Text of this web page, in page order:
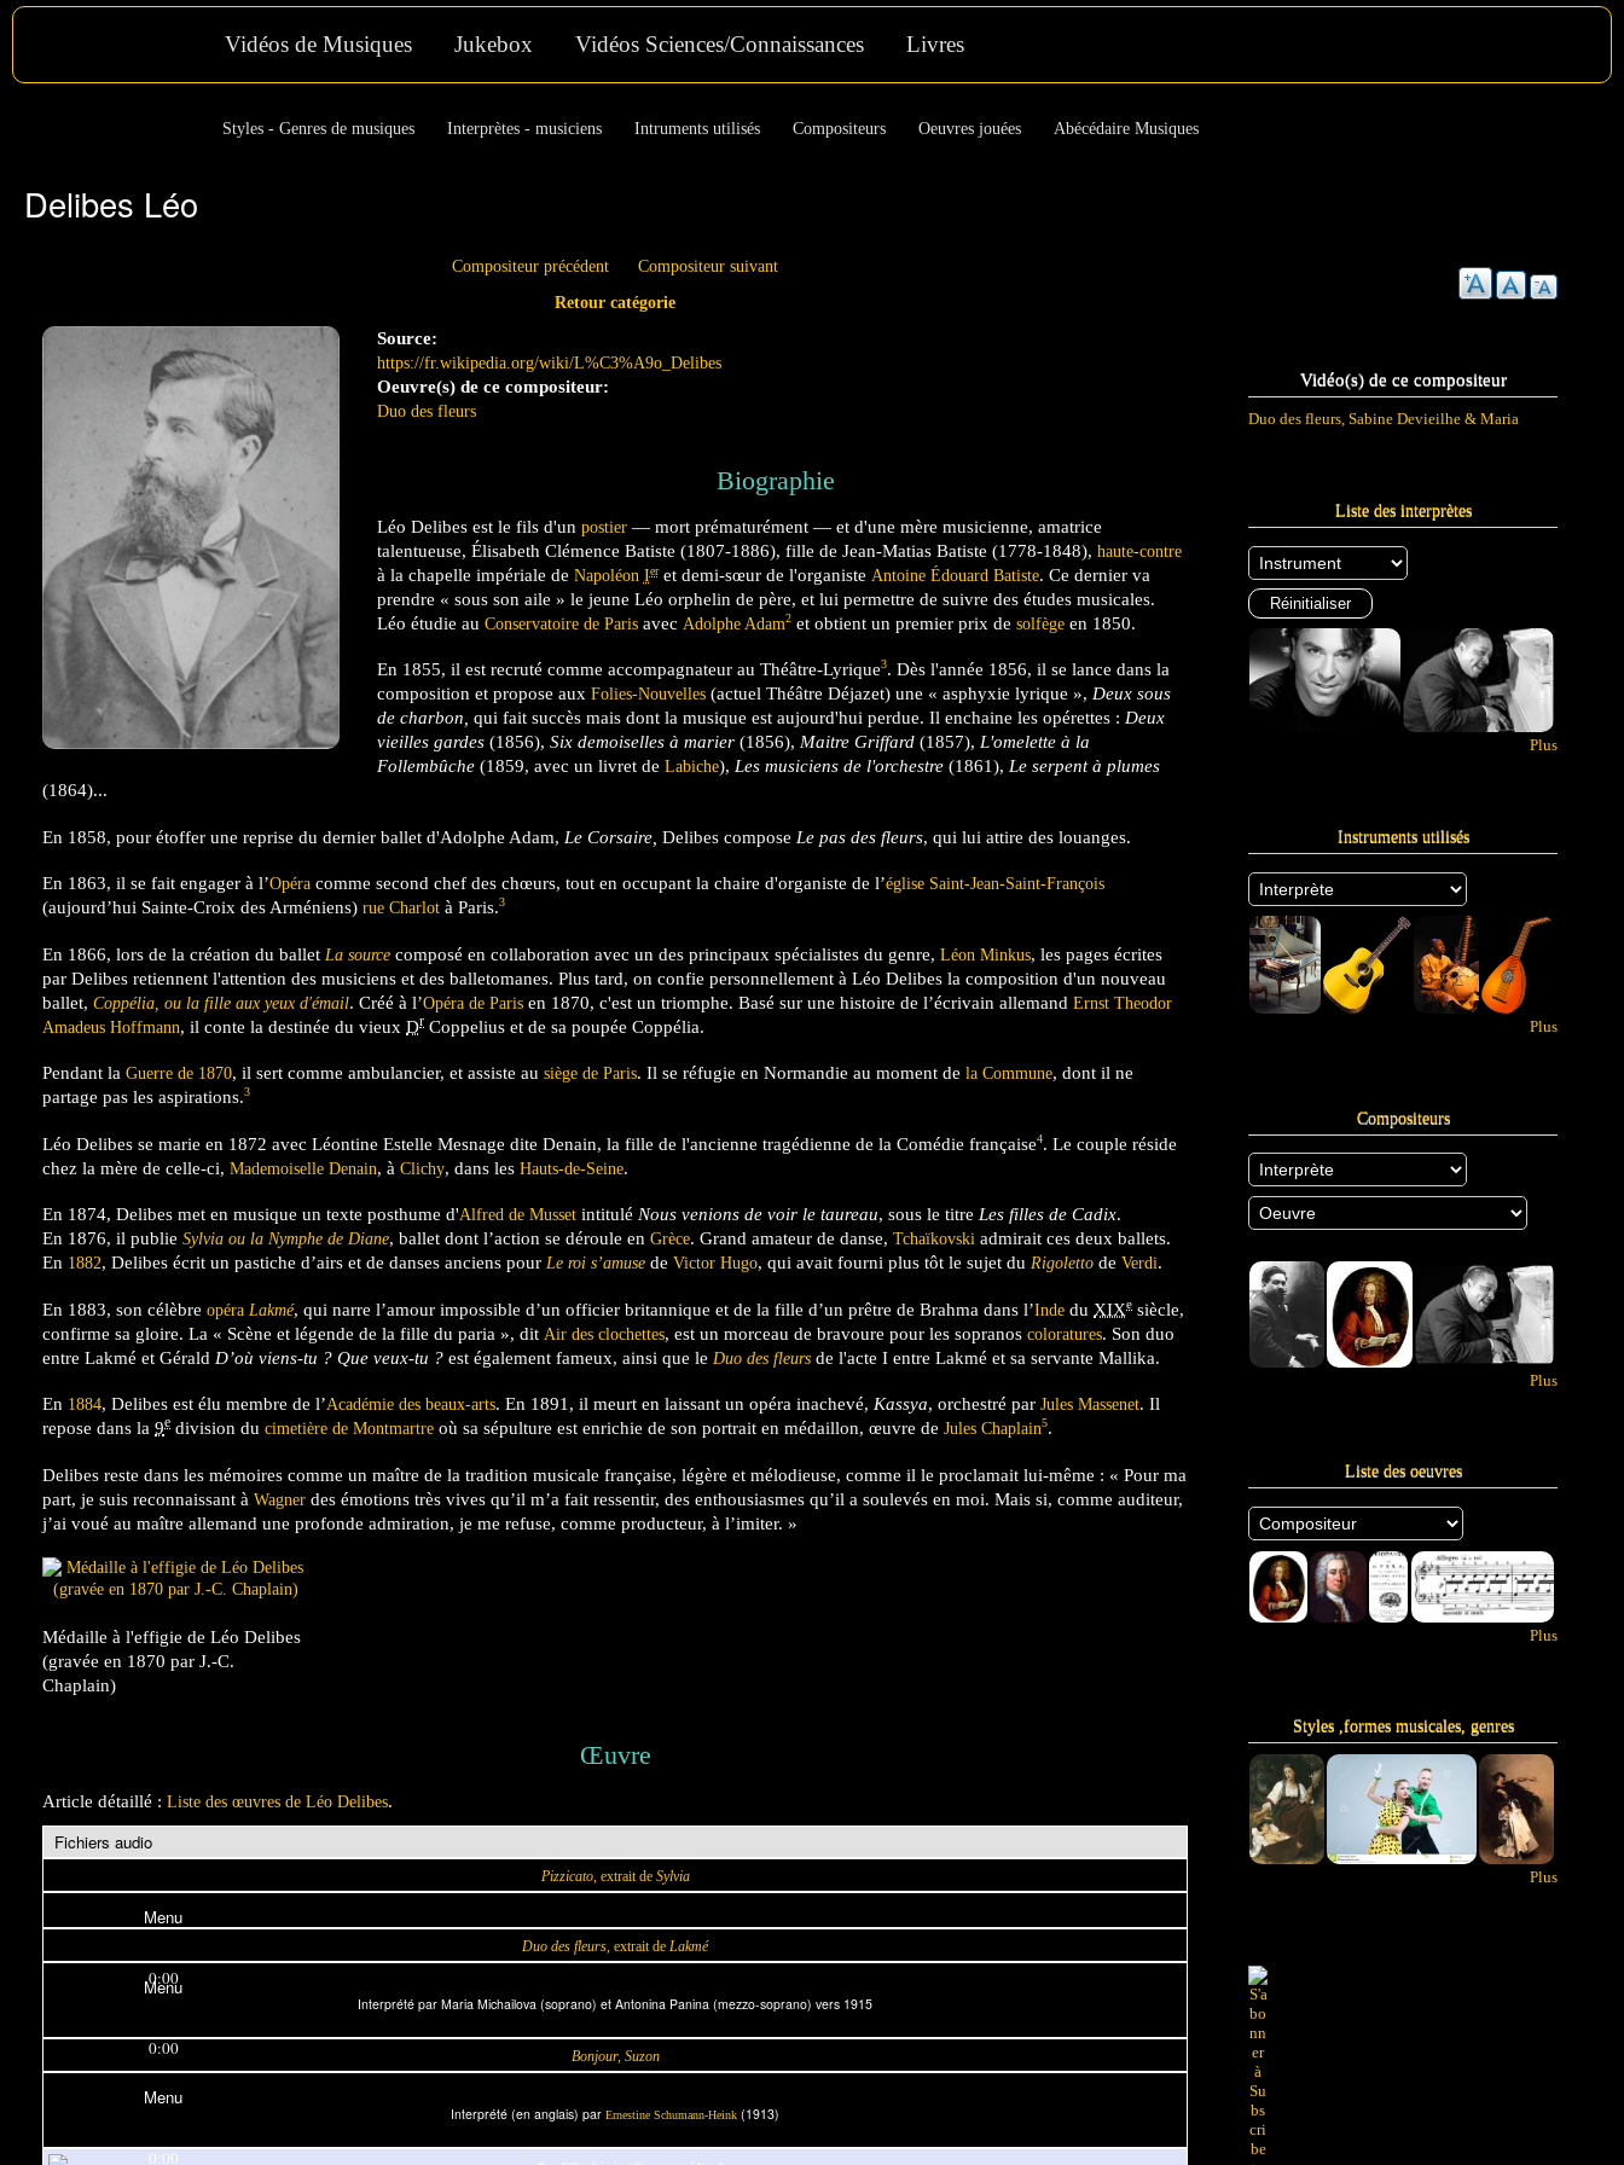
Vidéos de Musiques Jukebox Vidéos Sciences/Connaissances Livres
Styles - Genres de musiques Interprètes - musiciens Intruments utilisés Compositeurs Oeuvres jouées Abécédaire Musiques
Delibes Léo
Compositeur précédent Compositeur suivant
Retour catégorie
Source:
https://fr.wikipedia.org/wiki/L%C3%A9o_Delibes
Oeuvre(s) de ce compositeur:
Duo des fleurs
Biographie
Léo Delibes est le fils d'un postier— mort prématurément — et d'une mère musicienne, amatrice
talentueuse, Élisabeth Clémence Batiste (1807-1886), fille de Jean-Matias Batiste (1778-1848), haute-contre
à la chapelle impériale de Napoléon Ieret demi-sœur de l'organiste Antoine Édouard Batiste. Ce dernier va
prendre « sous son aile » le jeune Léo orphelin de père, et lui permettre de suivre des études musicales.
Léo étudie au Conservatoire de Parisavec Adolphe Adam2et obtient un premier prix de solfègeen 1850.
En 1855, il est recruté comme accompagnateur au Théâtre-Lyrique3. Dès l'année 1856, il se lance dans la
composition et propose aux Folies-Nouvelles(actuel Théâtre Déjazet) une « asphyxie lyrique », Deux sous
de charbon, qui fait succès mais dont la musique est aujourd'hui perdue. Il enchaine les opérettes : Deux
vieilles gardes(1856), Six demoiselles à marier(1856), Maitre Griffard(1857), L'omelette à la
Follembûche(1859, avec un livret de Labiche), Les musiciens de l'orchestre(1861), Le serpent à plumes
(1864)...
En 1858, pour étoffer une reprise du dernier ballet d'Adolphe Adam, Le Corsaire, Delibes compose Le pas des fleurs, qui lui attire des louanges.
En 1863, il se fait engager à l’Opéra comme second chef des chœurs, tout en occupant la chaire d'organiste de l’église Saint-Jean-Saint-François
(aujourd’hui Sainte-Croix des Arméniens) rue Charlot à Paris.3
En 1866, lors de la création du ballet La source composé en collaboration avec un des principaux spécialistes du genre, Léon Minkus, les pages écrites
par Delibes retiennent l'attention des musiciens et des balletomanes. Plus tard, on confie personnellement à Léo Delibes la composition d'un nouveau
ballet, Coppélia, ou la fille aux yeux d'émail. Créé à l’Opéra de Paris en 1870, c'est un triomphe. Basé sur une histoire de l’écrivain allemand Ernst Theodor
Amadeus Hoffmann, il conte la destinée du vieux Dr Coppelius et de sa poupée Coppélia.
Pendant la Guerre de 1870, il sert comme ambulancier, et assiste au siège de Paris. Il se réfugie en Normandie au moment de la Commune, dont il ne
partage pas les aspirations.3
Léo Delibes se marie en 1872 avec Léontine Estelle Mesnage dite Denain, la fille de l'ancienne tragédienne de la Comédie française4. Le couple réside
chez la mère de celle-ci, Mademoiselle Denain, à Clichy, dans les Hauts-de-Seine.
En 1874, Delibes met en musique un texte posthume d'Alfred de Musset intitulé Nous venions de voir le taureau, sous le titre Les filles de Cadix.
En 1876, il publie Sylvia ou la Nymphe de Diane, ballet dont l’action se déroule en Grèce. Grand amateur de danse, Tchaïkovski admirait ces deux ballets.
En 1882, Delibes écrit un pastiche d’airs et de danses anciens pour Le roi s’amuse de Victor Hugo, qui avait fourni plus tôt le sujet du Rigoletto de Verdi.
En 1883, son célèbre opéra Lakmé, qui narre l’amour impossible d’un officier britannique et de la fille d’un prêtre de Brahma dans l’Inde du XIXe siècle,
confirme sa gloire. La « Scène et légende de la fille du paria », dit Air des clochettes, est un morceau de bravoure pour les sopranos coloratures. Son duo
entre Lakmé et Gérald D’où viens-tu ? Que veux-tu ? est également fameux, ainsi que le Duo des fleurs de l'acte I entre Lakmé et sa servante Mallika.
En 1884, Delibes est élu membre de l’Académie des beaux-arts. En 1891, il meurt en laissant un opéra inachevé, Kassya, orchestré par Jules Massenet. Il
repose dans la 9e division du cimetière de Montmartre où sa sépulture est enrichie de son portrait en médaillon, œuvre de Jules Chaplain5.
Delibes reste dans les mémoires comme un maître de la tradition musicale française, légère et mélodieuse, comme il le proclamait lui-même : « Pour ma
part, je suis reconnaissant à Wagner des émotions très vives qu’il m’a fait ressentir, des enthousiasmes qu’il a soulevés en moi. Mais si, comme auditeur,
j’ai voué au maître allemand une profonde admiration, je me refuse, comme producteur, à l’imiter. »
Médaille à l'effigie de Léo Delibes
(gravée en 1870 par J.-C.
Chaplain)
Œuvre
Article détaillé : Liste des œuvres de Léo Delibes.
Fichiers audio
Pizzicato, extrait de Sylvia
Menu
0:00
Duo des fleurs, extrait de Lakmé
Menu
0:00
Interprété par Maria Michailova (soprano) et Antonina Panina (mezzo-soprano) vers 1915
Bonjour, Suzon
Menu
0:00
Interprété (en anglais) par Ernestine Schumann-Heink (1913)
Vidéo(s) de ce compositeur
Duo des fleurs, Sabine Devieilhe & Maria
Liste des interprètes
Plus
Instruments utilisés
Plus
Compositeurs
Plus
Liste des oeuvres
Plus
Styles ,formes musicales, genres
Plus